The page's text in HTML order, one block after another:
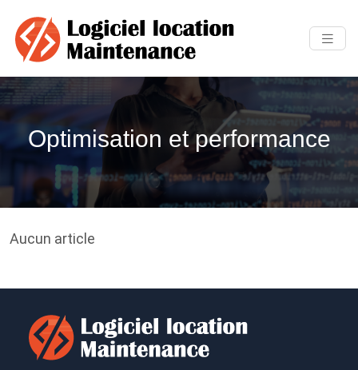
Optimisation et performance
Aucun article